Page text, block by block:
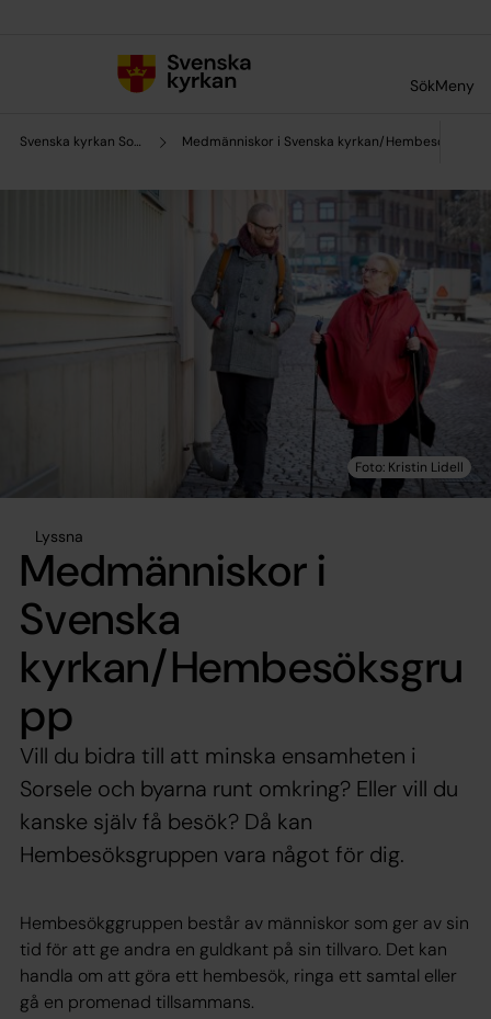
SökMeny
Svenska kyrkan Sorsele Medmänniskor i Svenska kyrkan/
Lyssna
Medmänniskor i
Svenska
kyrkan/Hembesöksgru
pp
Vill du bidra till att minska ensamheten i
Sorsele och byarna runt omkring? Eller vill du
kanske själv få besök? Då kan
Hembesöksgruppen vara något för dig.
Hembesökggruppen består av människor som ger av sin
tid för att ge andra en guldkant på sin tillvaro. Det kan
handla om att göra ett hembesök, ringa ett samtal eller
gå en promenad tillsammans.